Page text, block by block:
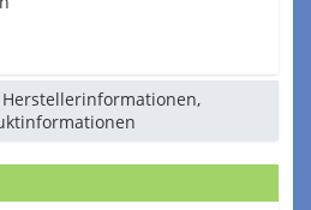
Herstellerinformationen,